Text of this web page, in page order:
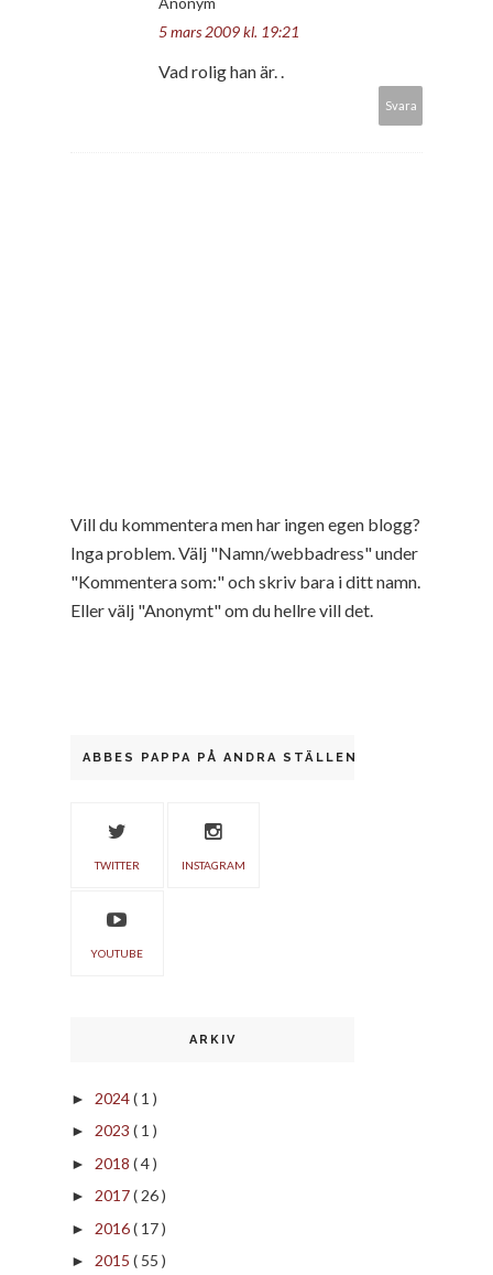
5 mars 2009 kl. 19:21
Vad rolig han är. .
Svara
Vill du kommentera men har ingen egen blogg?
Inga problem. Välj "Namn/webbadress" under
"Kommentera som:" och skriv bara i ditt namn.
Eller välj "Anonymt" om du hellre vill det.
ABBES PAPPA PÅ ANDRA STÄLLEN
TWITTER INSTAGRAM
YOUTUBE
ARKIV
► 2024( 1 )
► 2023 ( 1 )
► 2018 ( 4 )
► 2017( 26 )
► 2016( 17 )
► 2015 ( 55 )